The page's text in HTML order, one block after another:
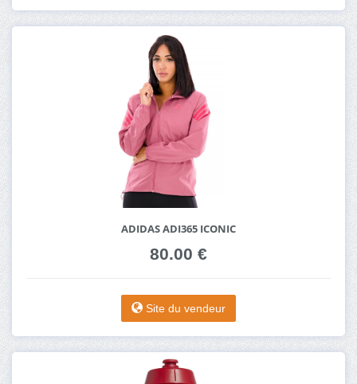
ADIDAS ADI365 ICONIC
80.00 €
Site du vendeur